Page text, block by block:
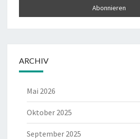
ARCHIV
Mai 2026
Oktober 2025
September 2025